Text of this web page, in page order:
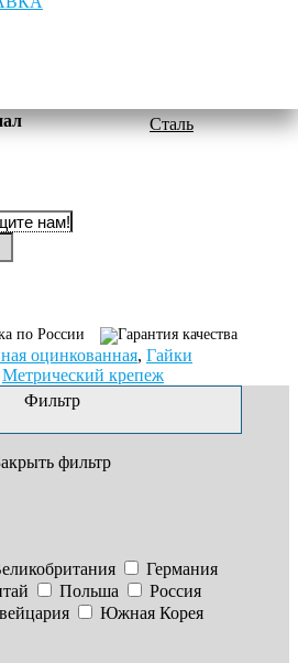
Сталь
нам!
по России Гарантия качества
оцинкованная, Гайки
Метрический крепеж
Фильтр
фильтр
Германия
Польша
Россия
Южная Корея